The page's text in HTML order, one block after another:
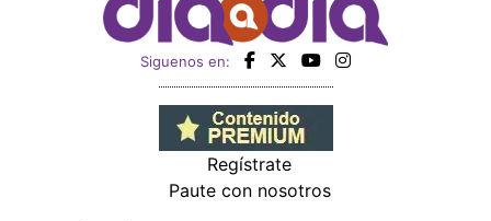
Siguenos en:
Regístrate
Paute con nosotros